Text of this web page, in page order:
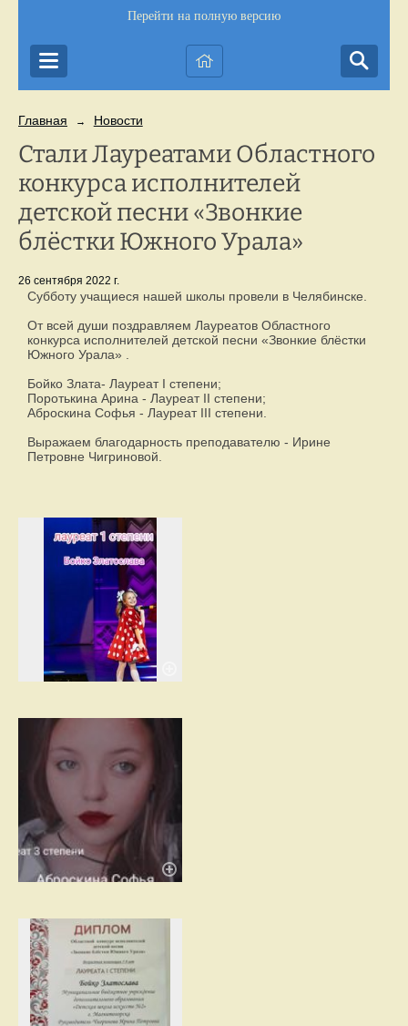
Перейти на полную версию
Главная → Новости
Стали Лауреатами Областного
конкурса исполнителей
детской песни «Звонкие
блёстки Южного Урала»
26 сентября 2022 г.
Субботу учащиеся нашей школы провели в Челябинске.
От всей души поздравляем Лауреатов Областного
конкурса исполнителей детской песни «Звонкие блёстки
Южного Урала» .
Бойко Злата- Лауреат I степени;
Поротькина Арина - Лауреат II степени;
Аброскина Софья - Лауреат III степени.
Выражаем благодарность преподавателю - Ирине
Петровне Чигриновой.